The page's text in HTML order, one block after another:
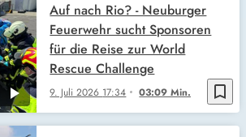
bookmark_border
9. Juli 2026 17:34 03:09 Min.
Auf nach Rio? - Neuburger
Feuerwehr sucht Sponsoren
für die Reise zur World
Rescue Challenge